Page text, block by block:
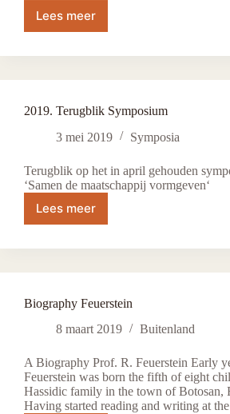
Lees meer
Artikelen
metacognitie,
en
functies
2019. Terugblik Symposium
3 mei 2019
Symposia
Terugblik op het in april gehouden
‘Samen de maatschappij vormgeven‘
Lees meer
2019.
Terugblik
Symposium
Biography Feuerstein
8 maart 2019
Buitenland
A Biography Prof. R. Feuerstein Early
Feuerstein was born the fifth of eight
Hassidic family in the town of Botosan,
Having started reading and writing at